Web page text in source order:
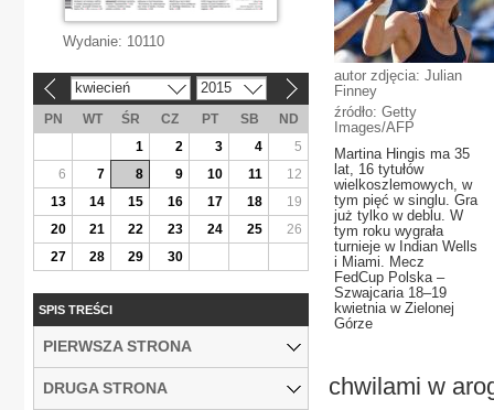
autor zdjęcia: Julian
Finney
źródło: Getty
Images/AFP
Martina Hingis ma 35
lat, 16 tytułów
wielkoszlemowych, w
tym pięć w singlu. Gra
już tylko w deblu. W
tym roku wygrała
turnieje w Indian Wells
i Miami. Mecz
FedCup Polska –
Szwajcaria 18–19
kwietnia w Zielonej
Górze
chwilami w
Wydanie: 10110
kwiecień 2015
PN WT ŚR CZ PT SB
ND
1
2 3 4
5
6
7 8 9 10 11
12
13
14 15 16 17 18
19
20
21 22 23 24 25
26
27
28 29 30
SPIS TREŚCI
PIERWSZA STRONA
DRUGA STRONA